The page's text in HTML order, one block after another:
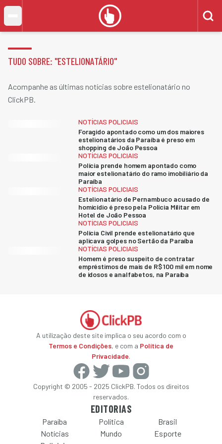
TUDO SOBRE: "ESTELIONATÁRIO"
Acompanhe as últimas notícias sobre estelionatário no
ClickPB.
NOTÍCIAS POLICIAIS
Foragido apontado como um dos maiores
estelionatários da Paraíba é preso em
shopping de João Pessoa
NOTÍCIAS POLICIAIS
Polícia prende homem apontado como
maior estelionatário do ramo imobiliário da
Paraíba
NOTÍCIAS POLICIAIS
Estelionatário de Pernambuco acusado de
homicídio é preso pela Polícia Militar em
Hotel de João Pessoa
NOTÍCIAS POLICIAIS
Polícia Civil prende estelionatário que
aplicava golpes no Sertão da Paraíba
NOTÍCIAS POLICIAIS
Homem é preso suspeito de contratar
empréstimos de mais de R$ 100 mil em nome
de idosos e analfabetos, na Paraíba
A utilização deste site implica o seu acordo com o
Termos e Condições, e com a Política de
Privacidade.
Copyright © 2005 - 2025 ClickPB. Todos os direitos
reservados.
EDITORIAS
Paraíba Política
Brasil
Notícias
Mundo Esporte